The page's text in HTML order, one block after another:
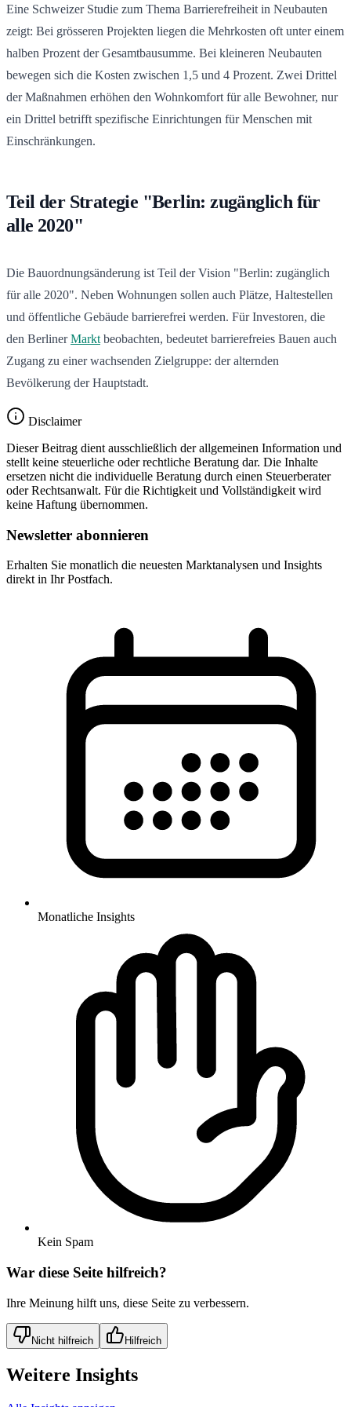
Eine Schweizer Studie zum Thema Barrierefreiheit in Neubauten
zeigt: Bei grösseren Projekten liegen die Mehrkosten oft unter einem
halben Prozent der Gesamtbausumme. Bei kleineren Neubauten
bewegen sich die Kosten zwischen 1,5 und 4 Prozent. Zwei Drittel
der Maßnahmen erhöhen den Wohnkomfort für alle Bewohner, nur
ein Drittel betrifft spezifische Einrichtungen für Menschen mit
Einschränkungen.
Teil der Strategie "Berlin: zugänglich für
alle 2020"
Die Bauordnungsänderung ist Teil der Vision "Berlin: zugänglich
für alle 2020". Neben Wohnungen sollen auch Plätze, Haltestellen
und öffentliche Gebäude barrierefrei werden. Für Investoren, die
den BerlinerMarkt beobachten, bedeutet barrierefreies Bauen auch
Zugang zu einer wachsenden Zielgruppe: der alternden
Bevölkerung der Hauptstadt.
Disclaimer
Dieser Beitrag dient ausschließlich der allgemeinen Information und
stellt keine steuerliche oder rechtliche Beratung dar. Die Inhalte
ersetzen nicht die individuelle Beratung durch einen Steuerberater
oder Rechtsanwalt. Für die Richtigkeit und Vollständigkeit wird
keine Haftung übernommen.
Newsletter abonnieren
Erhalten Sie monatlich die neuesten Marktanalysen und Insights
direkt in Ihr Postfach.
Monatliche Insights
Kein Spam
War diese Seite hilfreich?
Ihre Meinung hilft uns, diese Seite zu verbessern.
Nicht hilfreich Hilfreich
Weitere Insights